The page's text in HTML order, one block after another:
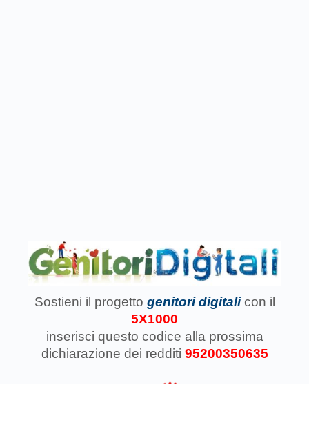
Sostieni il progetto genitori digitali con il
5X1000
inserisci questo codice alla prossima
dichiarazione dei redditi 95200350635